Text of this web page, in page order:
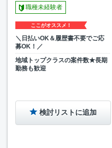
職種未経験者
ここがオススメ！
＼日払いOK＆履歴書不要でご応
募OK！／
地域トップクラスの案件数★長期
勤務も歓迎
検討リストに追加